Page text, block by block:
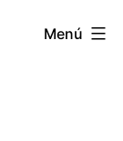
Menú